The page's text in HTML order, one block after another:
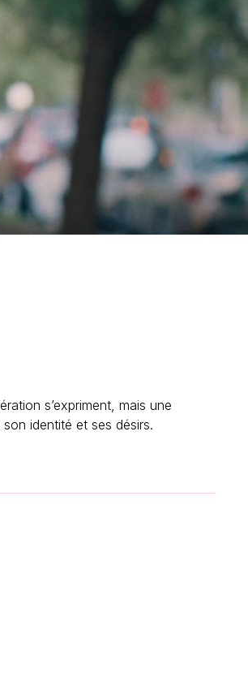
s’expriment, mais une
identité et ses désirs.